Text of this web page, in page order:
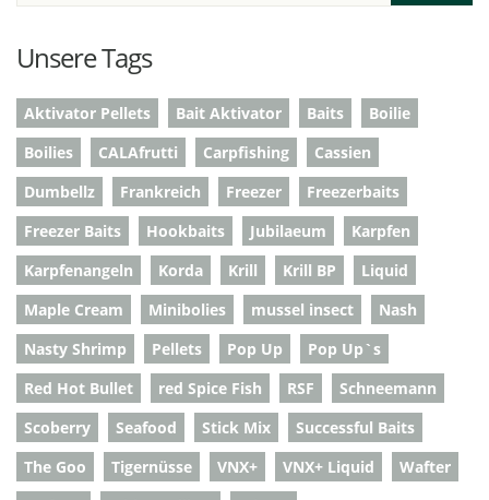
Unsere Tags
Aktivator Pellets Bait Aktivator Baits
Boilie
Boilies
CALAfrutti Carpfishing
Cassien
Dumbellz
Frankreich Freezer
Freezerbaits
Freezer Baits
Hookbaits Jubilaeum
Karpfen
Karpfenangeln
Korda Krill Krill BP
Liquid
Maple Cream
Minibolies mussel insect
Nash
Nasty Shrimp
Pellets Pop Up
Pop Up`s
Red Hot Bullet
red Spice Fish RSF
Schneemann
Scoberry
Seafood Stick Mix
Successful Baits
The Goo
Tigernüsse VNX+ VNX+ Liquid
Wafter